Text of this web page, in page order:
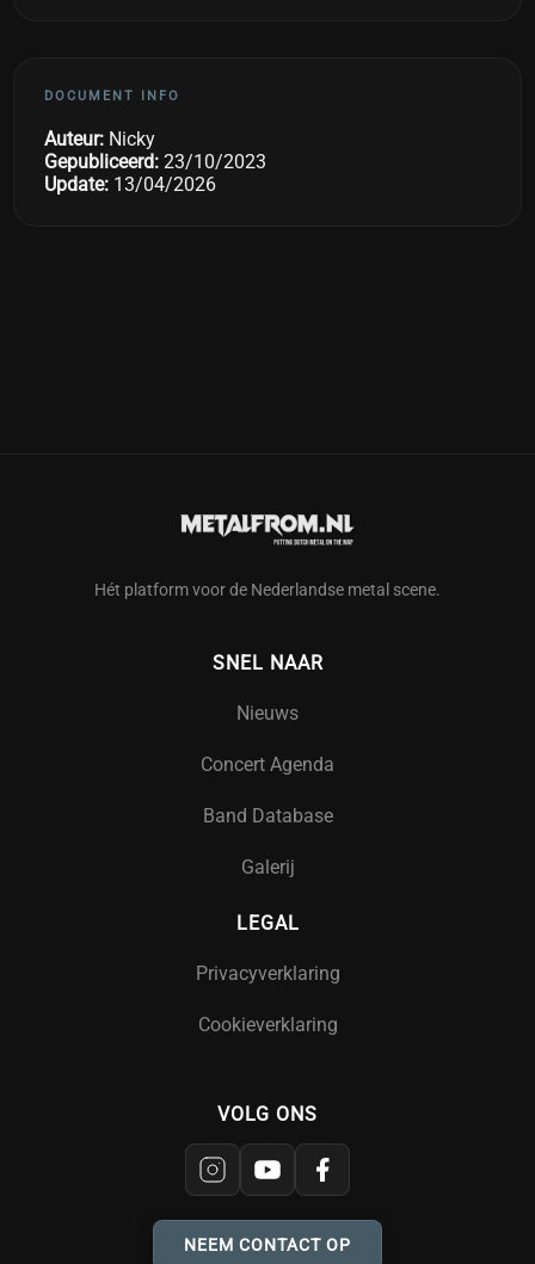
DOCUMENT INFO
Auteur: Nicky
Gepubliceerd: 23/10/2023
Update: 13/04/2026
Hét platform voor de Nederlandse metal scene.
SNEL NAAR
Nieuws
Concert Agenda
Band Database
Galerij
LEGAL
Privacyverklaring
Cookieverklaring
VOLG ONS
NEEM CONTACT OP